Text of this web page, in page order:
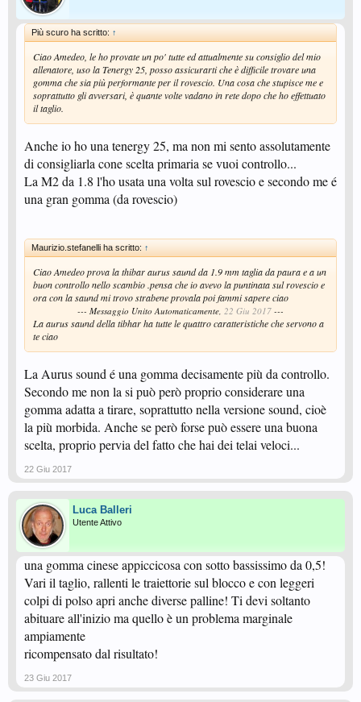
Più scuro ha scritto: ↑
Ciao Amedeo, le ho provate un po' tutte ed attualmente su consiglio del mio
allenatore, uso la Tenergy 25, posso assicurarti che è difficile trovare una
gomma che sia più performante per il rovescio. Una cosa che stupisce me e
soprattutto gli avversari, è quante volte vadano in rete dopo che ho effettuato
il taglio.
Anche io ho una tenergy 25, ma non mi sento assolutamente
di consigliarla cone scelta primaria se vuoi controllo...
La M2 da 1.8 l'ho usata una volta sul rovescio e secondo me é
una gran gomma (da rovescio)
Maurizio.stefanelli ha scritto: ↑
Ciao Amedeo prova la thibar aurus saund da 1.9 mm taglia da paura e a un
buon controllo nello scambio .pensa che io avevo la puntinata sul rovescio e
ora con la saund mi trovo strabene provala poi fammi sapere ciao
--- Messaggio Unito Automaticamente, 22 Giu 2017 ---
La aurus saund della tibhar ha tutte le quattro caratteristiche che servono a
te ciao
La Aurus sound é una gomma decisamente più da controllo.
Secondo me non la si può però proprio considerare una
gomma adatta a tirare, soprattutto nella versione sound, cioè
la più morbida. Anche se però forse può essere una buona
scelta, proprio pervia del fatto che hai dei telai veloci...
22 Giu 2017
Luca Balleri
Utente Attivo
una gomma cinese appiccicosa con sotto bassissimo da 0,5!
Vari il taglio, rallenti le traiettorie sul blocco e con leggeri
colpi di polso apri anche diverse palline! Ti devi soltanto
abituare all'inizio ma quello è un problema marginale
ampiamente
ricompensato dal risultato!
23 Giu 2017